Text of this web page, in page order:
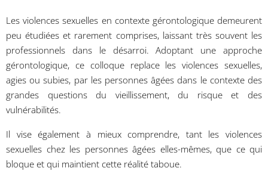
Les violences sexuelles en contexte gérontologique demeurent
peu étudiées et rarement comprises, laissant très souvent les
professionnels dans le désarroi. Adoptant une approche
gérontologique, ce colloque replace les violences sexuelles,
agies ou subies, par les personnes âgées dans le contexte des
grandes questions du vieillissement, du risque et des
vulnérabilités.
Il vise également à mieux comprendre, tant les violences
sexuelles chez les personnes âgées elles-mêmes, que ce qui
bloque et qui maintient cette réalité taboue.